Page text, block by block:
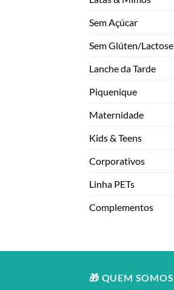
Sem Açúcar
Sem Glúten/Lactose
Lanche da Tarde
Piquenique
Maternidade
Kids & Teens
Corporativos
Linha PETs
Complementos
🎁 QUEM SOMOS